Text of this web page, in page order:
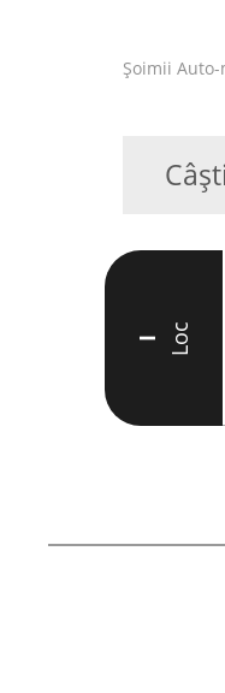
Șoimii
I Loc